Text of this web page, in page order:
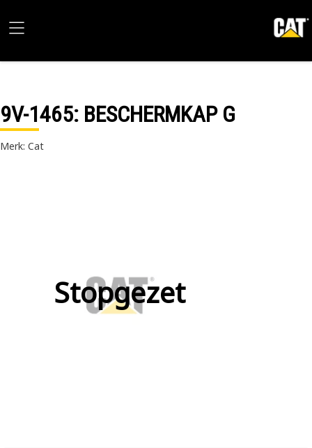
9V-1465: BESCHERMKAP G
Merk: Cat
Stopgezet